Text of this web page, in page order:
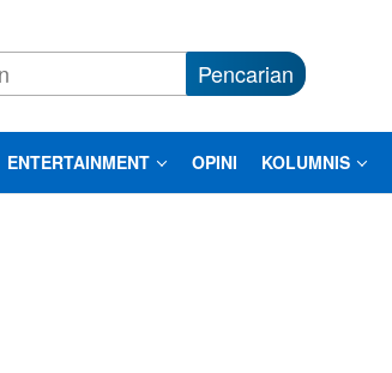
Pencarian
ENTERTAINMENT OPINI KOLUMNIS